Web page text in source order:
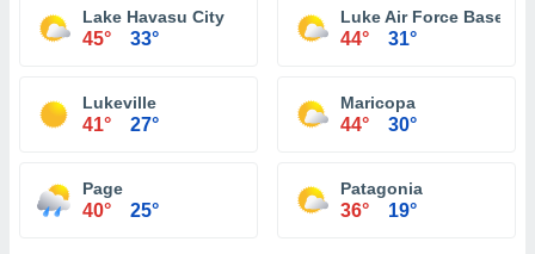
Lake Havasu City
45° 33°
Luke Air Force Base
44° 31°
Lukeville
41° 27°
Maricopa
44° 30°
Page
40° 25°
Patagonia
36° 19°